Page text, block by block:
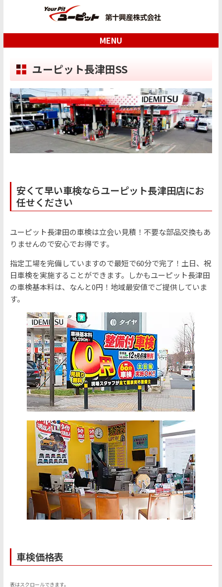
MENU
ユーピット長津田SS
安くて早い車検ならユーピット長津田店にお
任せください
ユーピット長津田の車検は立会い見積！不要な部品交換もあ
りませんので安心でお得です。
指定工場を完備していますので最短で60分で完了！土日、祝
日車検を実施することができます。しかもユーピット長津田
の車検基本料は、なんと0円！地域最安値でご提供していま
す。
車検価格表
表はスクロールできます。